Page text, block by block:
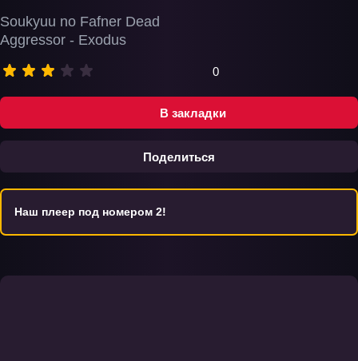
В закладки
Поделиться
Soukyuu no Fafner Dead
Aggressor - Exodus
0
Наш плеер под номером 2!